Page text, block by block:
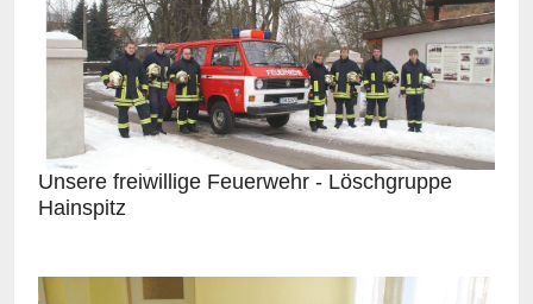
Unsere freiwillige Feuerwehr - Löschgruppe
Hainspitz